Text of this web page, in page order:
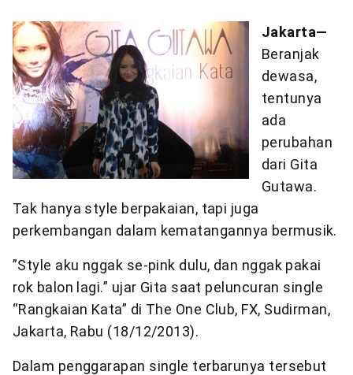
Jakarta—
Beranjak
dewasa,
tentunya
ada
perubahan
dari Gita
Gutawa.
Tak hanya style berpakaian, tapi juga
perkembangan dalam kematangannya bermusik.
”Style aku nggak se-pink dulu, dan nggak pakai
rok balon lagi.” ujar Gita saat peluncuran single
“Rangkaian Kata” di The One Club, FX, Sudirman,
Jakarta, Rabu (18/12/2013).
Dalam penggarapan single terbarunya tersebut